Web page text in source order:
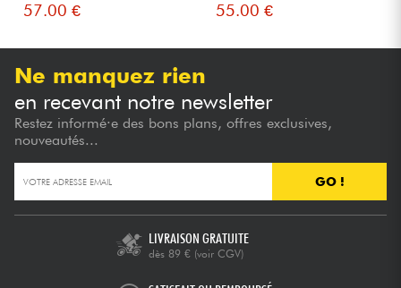
57.00 € 55.00 €
Ne manquez rien
en recevant notre newsletter
Restez informé·e des bons plans, offres exclusives,
nouveautés...
GO !
LIVRAISON GRATUITE
dès 89 € (voir CGV)